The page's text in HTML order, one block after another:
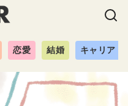
恋愛 結婚 キャリア